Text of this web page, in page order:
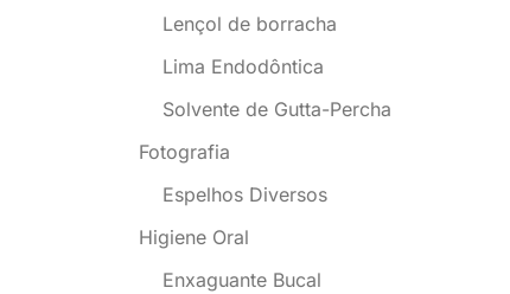
Lençol de borracha
Lima Endodôntica
Solvente de Gutta-Percha
Fotografia
Espelhos Diversos
Higiene Oral
Enxaguante Bucal